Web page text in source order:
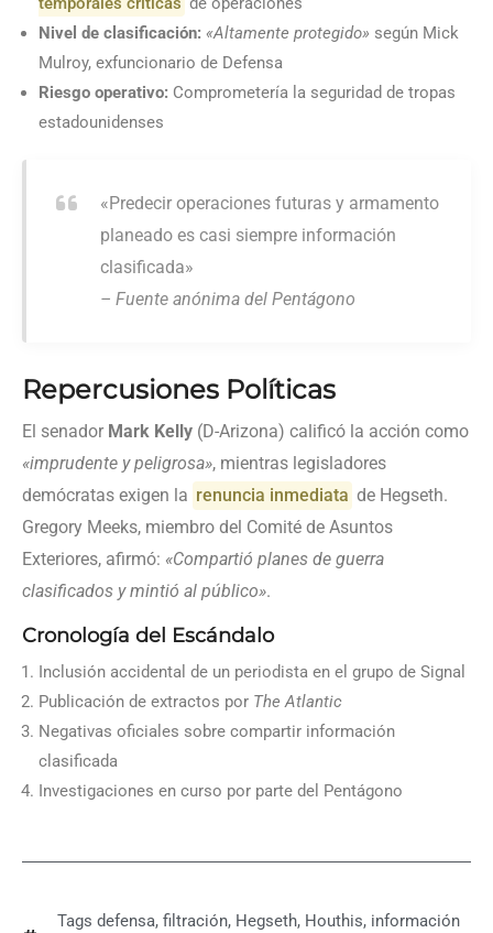
Nivel de clasificación: «Altamente protegido» según Mick
Mulroy, exfuncionario de Defensa
Riesgo operativo: Comprometería la seguridad de tropas
estadounidenses
«Predecir operaciones futuras y armamento
planeado es casi siempre información
clasificada»
– Fuente anónima del Pentágono
Repercusiones Políticas
El senador Mark Kelly (D-Arizona) calificó la acción como
«imprudente y peligrosa», mientras legisladores
demócratas exigen la renuncia inmediata de Hegseth.
Gregory Meeks, miembro del Comité de Asuntos
Exteriores, afirmó: «Compartió planes de guerra
clasificados y mintió al público».
Cronología del Escándalo
Inclusión accidental de un periodista en el grupo de Signal
Publicación de extractos por The Atlantic
Negativas oficiales sobre compartir información
clasificada
Investigaciones en curso por parte del Pentágono
Tags defensa, filtración, Hegseth, Houthis, información